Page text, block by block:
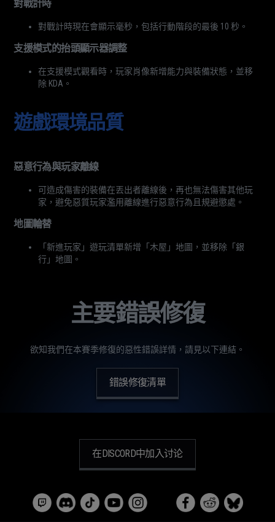
對戰計時
對戰計時現在會顯示毫秒，包括行動階段的最後 10 秒。
支援模式的抬頭顯示器調整
在支援模式觀看時，玩家肖像新增能力與裝備狀態，並移
除 KDA。
遊戲環境品質
惡意行為與玩家離線
可造成傷害的裝備在丟出者離線後，再也無法傷害其他玩
家，避免惡質玩家濫用離線進行惡意行為且規避懲處。
地圖輪替
「新進玩家」遊玩清單新增「木屋」地圖，並移除「銀
行」地圖。
主要錯誤修復
欲知我們在本賽季修復的惡性錯誤詳情，請見以下連結。
錯誤修復清單
在DISCORD中加入讨论